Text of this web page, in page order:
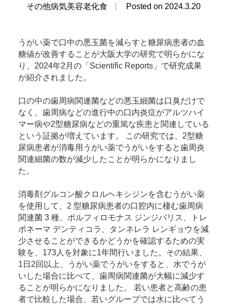
その他病気美容老化食 Posted on 2024.3.20
うがい薬で口中の悪玉菌を減らすと糖尿病患者の血
糖値が改善することが大阪大学の研究で明らかにな
り、2024年2月の「Scientific Reports」で研究成果
が紹介されました。
口の中の歯周病関連菌などの悪玉細菌は口臭だけで
なく、歯周病などの進行中の口内炎症がアルツハイ
マー病や2型糖尿病などの重篤な疾患と関連している
という証拠が増えています。 この研究では、2型糖
尿病患者が消毒用うがい薬でうがいをすると歯周炎
関連細菌の数が減少したことが明らかになりまし
た。
消毒剤グルコン酸クロルヘキシジンを含むうがい薬
を使用して、2 型糖尿病患者の口腔内に棲む歯周病
関連菌 3 種、ポルフィロモナス ジンジバリス、トレ
ポネーマ デンティコラ、タンネレラ レンギョウを減
少させることができるかどうかを確認するための実
験を、173人を対象に1年間行いました。その結果、
1日2回以上、うがい薬でうがいをすると、水でうが
いした場合に比べて、歯周病関連菌が大幅に減少す
ることが明らかになりました。 若い患者と高齢の患
者で比較した場合、若いグループでは水に比べてう